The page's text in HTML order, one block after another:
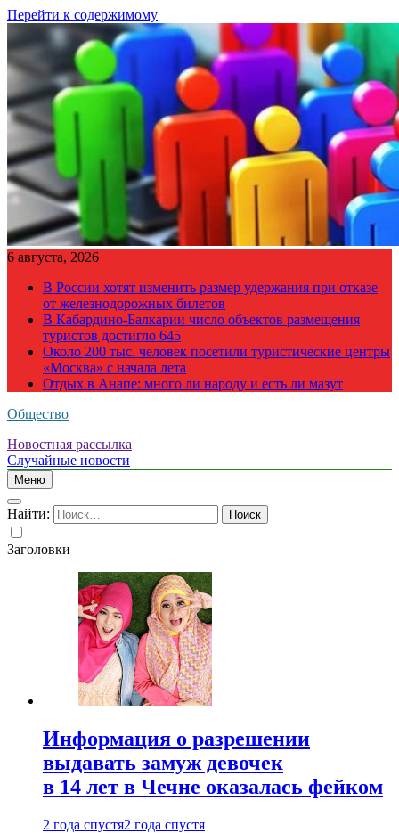
Перейти к содержимому
6 августа, 2026
В России хотят изменить размер удержания при отказе
от железнодорожных билетов
В Кабардино-Балкарии число объектов размещения
туристов достигло 645
Около 200 тыс. человек посетили туристические центры
«Москва» с начала лета
Отдых в Анапе: много ли народу и есть ли мазут
Общество
Новостная рассылка
Случайные новости
Меню
Найти:
Заголовки
Информация о разрешении
выдавать замуж девочек
в 14 лет в Чечне оказалась фейком
2 года спустя2 года спустя